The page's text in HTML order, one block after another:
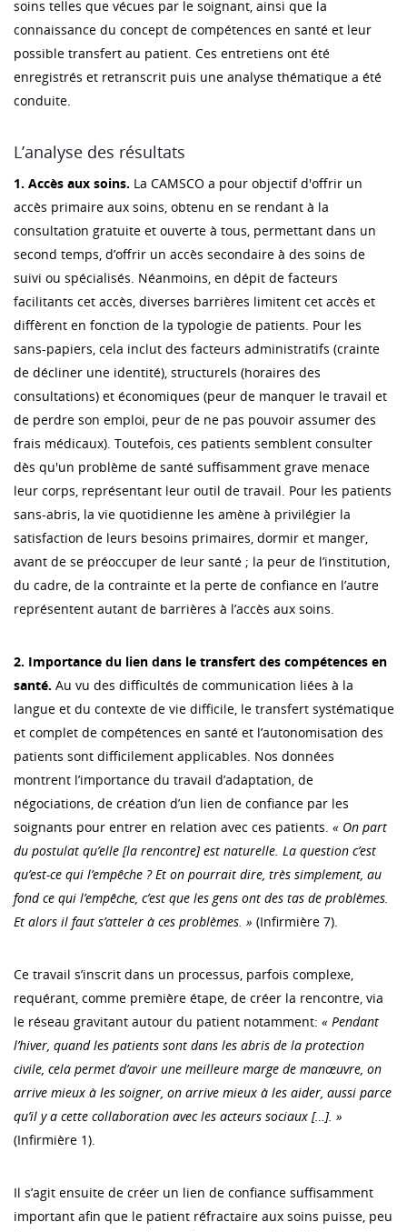
soins telles que vécues par le soignant, ainsi que la
connaissance du concept de compétences en santé et leur
possible transfert au patient. Ces entretiens ont été
enregistrés et retranscrit puis une analyse thématique a été
conduite.
L’analyse des résultats
1. Accès aux soins. La CAMSCO a pour objectif d'offrir un
accès primaire aux soins, obtenu en se rendant à la
consultation gratuite et ouverte à tous, permettant dans un
second temps, d’offrir un accès secondaire à des soins de
suivi ou spécialisés. Néanmoins, en dépit de facteurs
facilitants cet accès, diverses barrières limitent cet accès et
diffèrent en fonction de la typologie de patients. Pour les
sans-papiers, cela inclut des facteurs administratifs (crainte
de décliner une identité), structurels (horaires des
consultations) et économiques (peur de manquer le travail et
de perdre son emploi, peur de ne pas pouvoir assumer des
frais médicaux). Toutefois, ces patients semblent consulter
dès qu'un problème de santé suffisamment grave menace
leur corps, représentant leur outil de travail. Pour les patients
sans-abris, la vie quotidienne les amène à privilégier la
satisfaction de leurs besoins primaires, dormir et manger,
avant de se préoccuper de leur santé ; la peur de l’institution,
du cadre, de la contrainte et la perte de confiance en l’autre
représentent autant de barrières à l’accès aux soins.
2. Importance du lien dans le transfert des compétences en
santé. Au vu des difficultés de communication liées à la
langue et du contexte de vie difficile, le transfert systématique
et complet de compétences en santé et l’autonomisation des
patients sont difficilement applicables. Nos données
montrent l’importance du travail d’adaptation, de
négociations, de création d’un lien de confiance par les
soignants pour entrer en relation avec ces patients. « On part
du postulat qu’elle [la rencontre] est naturelle. La question c’est
qu’est-ce qui l’empêche ? Et on pourrait dire, très simplement, au
fond ce qui l’empêche, c’est que les gens ont des tas de problèmes.
Et alors il faut s’atteler à ces problèmes. » (Infirmière 7).
Ce travail s’inscrit dans un processus, parfois complexe,
requérant, comme première étape, de créer la rencontre, via
le réseau gravitant autour du patient notamment: « Pendant
l’hiver, quand les patients sont dans les abris de la protection
civile, cela permet d’avoir une meilleure marge de manœuvre, on
arrive mieux à les soigner, on arrive mieux à les aider, aussi parce
qu’il y a cette collaboration avec les acteurs sociaux […]. »
(Infirmière 1).
Il s’agit ensuite de créer un lien de confiance suffisamment
important afin que le patient réfractaire aux soins puisse, peu